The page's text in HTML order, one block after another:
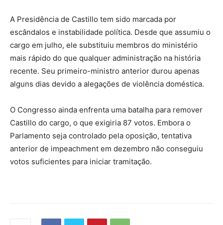
A Presidência de Castillo tem sido marcada por
escândalos e instabilidade política. Desde que assumiu o
cargo em julho, ele substituiu membros do ministério
mais rápido do que qualquer administração na história
recente. Seu primeiro-ministro anterior durou apenas
alguns dias devido a alegações de violência doméstica.
O Congresso ainda enfrenta uma batalha para remover
Castillo do cargo, o que exigiria 87 votos. Embora o
Parlamento seja controlado pela oposição, tentativa
anterior de impeachment em dezembro não conseguiu
votos suficientes para iniciar tramitação.